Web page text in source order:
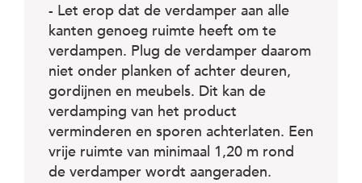
- Let erop dat de verdamper aan alle
kanten genoeg ruimte heeft om te
verdampen. Plug de verdamper daarom
niet onder planken of achter deuren,
gordijnen en meubels. Dit kan de
verdamping van het product
verminderen en sporen achterlaten. Een
vrije ruimte van minimaal 1,20 m rond
de verdamper wordt aangeraden.